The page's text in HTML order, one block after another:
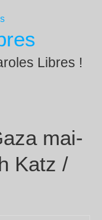
Libres !
mai-
Katz /